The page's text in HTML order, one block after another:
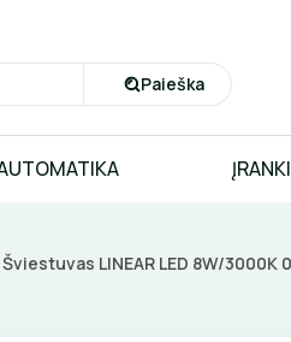
Paieška
Šviestuvas LINEAR LED 8W/3000K